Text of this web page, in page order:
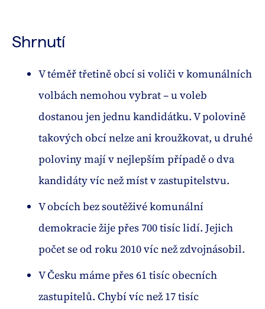
Shrnutí
V téměř třetině obcí si voliči v komunálních
volbách nemohou vybrat – u voleb
dostanou jen jednu kandidátku. V polovině
takových obcí nelze ani kroužkovat, u druhé
poloviny mají v nejlepším případě o dva
kandidáty víc než míst v zastupitelstvu.
V obcích bez soutěživé komunální
demokracie žije přes 700 tisíc lidí. Jejich
počet se od roku 2010 víc než zdvojnásobil.
V Česku máme přes 61 tisíc obecních
zastupitelů. Chybí víc než 17 tisíc